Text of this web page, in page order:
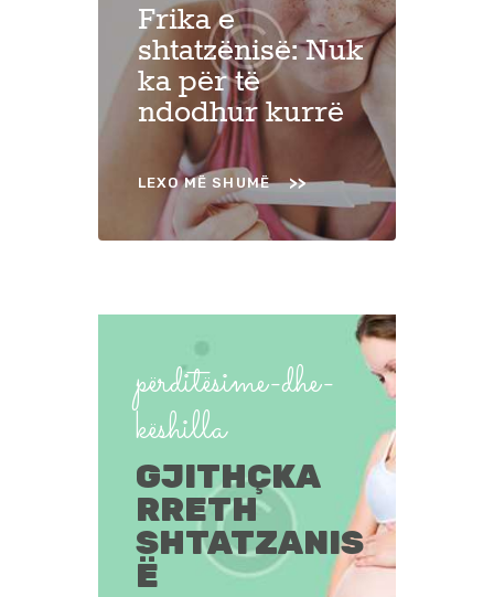
Frika e
shtatzënisë: Nuk
ka për të
ndodhur kurrë
LEXO MË SHUMË
përditësime-dhe-
këshilla
GJITHÇKA
RRETH
SHTATZANIS
Ë